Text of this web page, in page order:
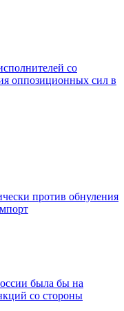
со
оппозиционных сил в
против обнуления
была бы на
со стороны